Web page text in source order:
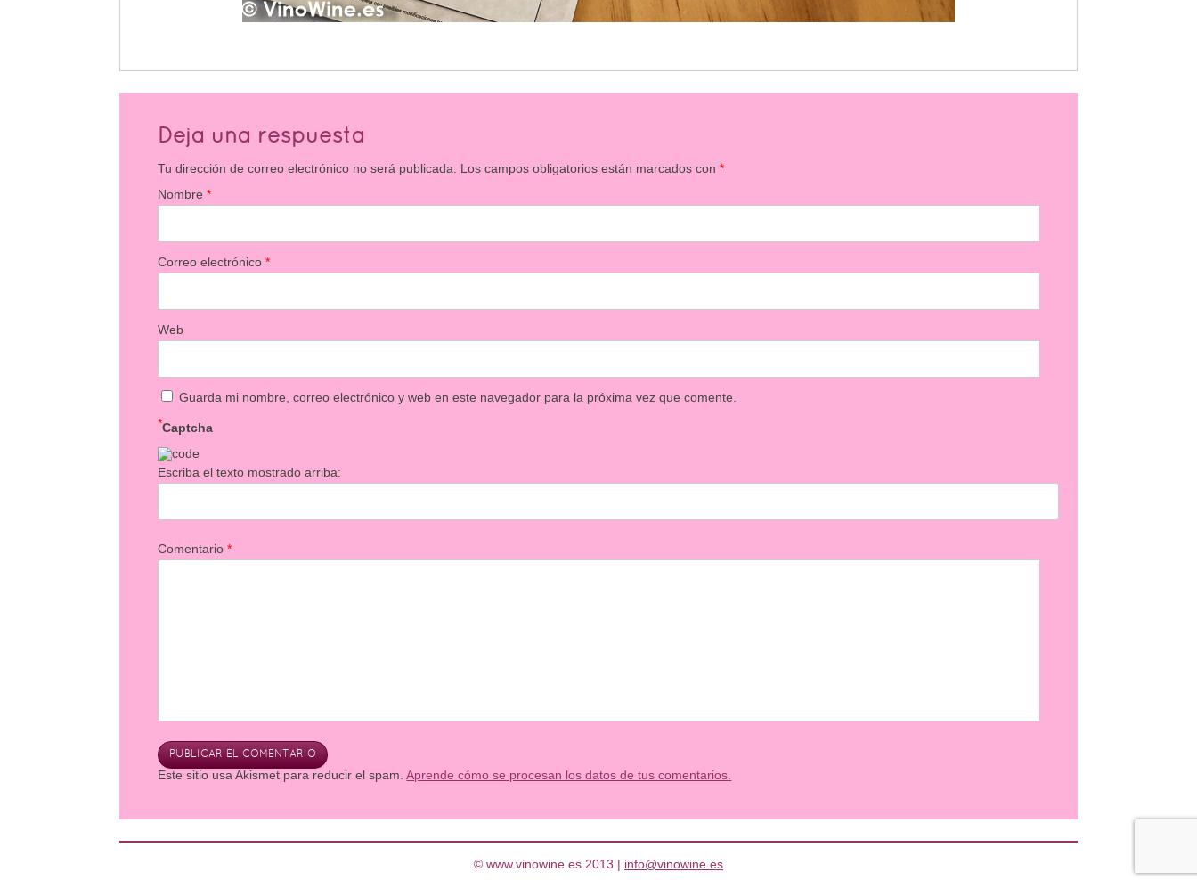
Deja una respuesta
Tu dirección de correo electrónico no será publicada. Los campos obligatorios están marcados con*
Nombre*
Correo electrónico*
Web
Guarda mi nombre, correo electrónico y web en este navegador para la próxima vez que comente.
Captcha
*
Escriba el texto mostrado arriba:
Comentario*
Este sitio usa Akismet para reducir el spam.Aprende cómo se procesan los datos de tus comentarios.
© www.vinowine.es 2013 | info@vinowine.es